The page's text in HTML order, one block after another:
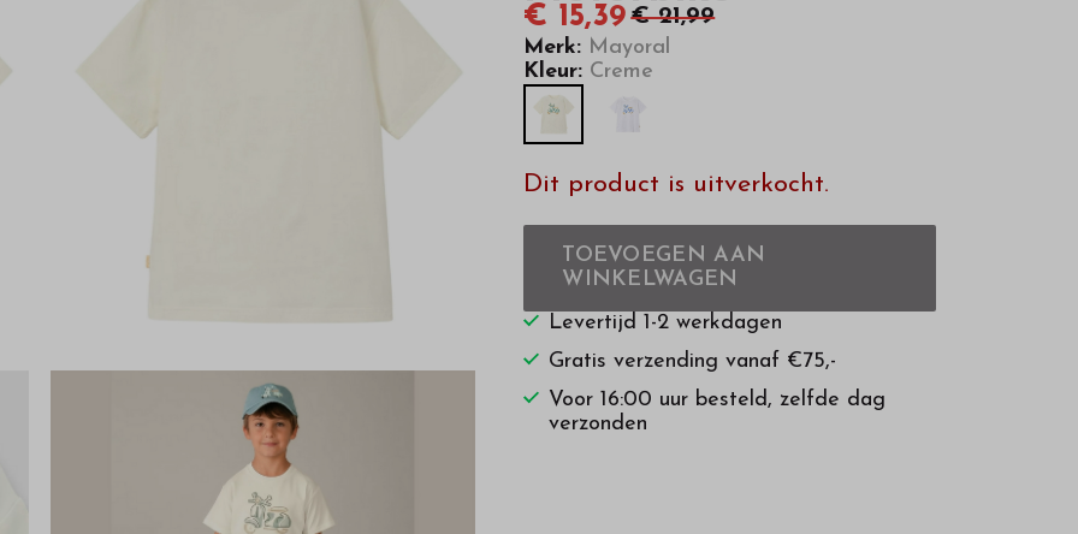
€ 15,39 € 21,99
Merk: Mayoral
Kleur: Creme
Dit product is uitverkocht.
TOEVOEGEN AAN
WINKELWAGEN
Levertijd 1-2 werkdagen
Gratis verzending vanaf €75,-
Voor 16:00 uur besteld, zelfde dag
verzonden